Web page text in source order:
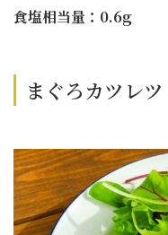
食塩相当量：0.6g
まぐろカツレツ